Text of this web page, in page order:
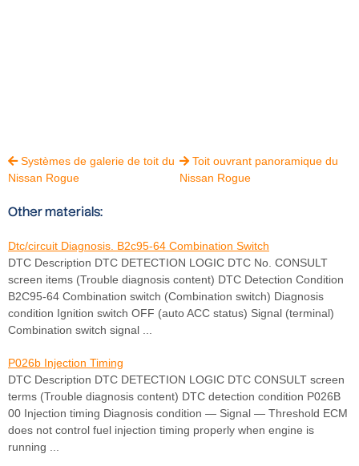
Systèmes de galerie de toit du
Nissan Rogue
 Toit ouvrant panoramique du
Nissan Rogue
Other materials:
Dtc/circuit Diagnosis. B2c95-64 Combination Switch
DTC Description DTC DETECTION LOGIC DTC No. CONSULT
screen items (Trouble diagnosis content) DTC Detection Condition
B2C95-64 Combination switch (Combination switch) Diagnosis
condition Ignition switch OFF (auto ACC status) Signal (terminal)
Combination switch signal ...
P026b Injection Timing
DTC Description DTC DETECTION LOGIC DTC CONSULT screen
terms (Trouble diagnosis content) DTC detection condition P026B
00 Injection timing Diagnosis condition — Signal — Threshold ECM
does not control fuel injection timing properly when engine is
running ...